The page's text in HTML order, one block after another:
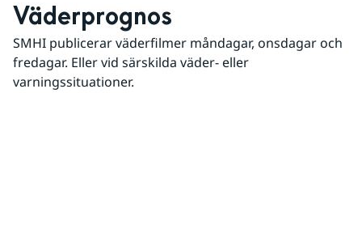
Väderprognos
SMHI publicerar väderfilmer måndagar, onsdagar och
fredagar. Eller vid särskilda väder- eller
varningssituationer.